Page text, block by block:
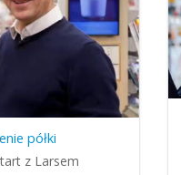
półki
z Larsem